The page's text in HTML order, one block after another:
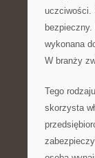
uczciwości.
wykonana
W branży
Tego
skorzysta